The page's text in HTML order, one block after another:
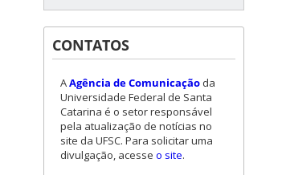
CONTATOS
AAgência de Comunicação da
Universidade Federal de Santa
Catarina é o setor responsável
pela atualização de notícias no
site da UFSC. Para solicitar uma
divulgação, acesse o site.